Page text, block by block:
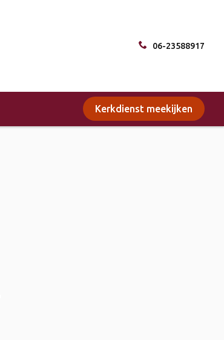
06-23588917
Kerkdienst meekijken